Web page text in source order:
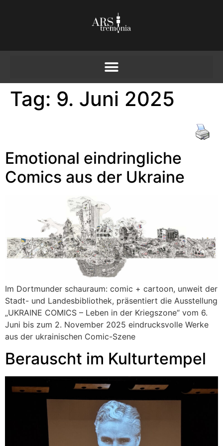
Tag: 9. Juni 2025
Emotional eindringliche
Comics aus der Ukraine
Im Dortmunder schauraum: comic + cartoon, unweit der
Stadt- und Landesbibliothek, präsentiert die Ausstellung
„UKRAINE COMICS – Leben in der Kriegszone“ vom 6.
Juni bis zum 2. November 2025 eindrucksvolle Werke
aus der ukrainischen Comic-Szene
Berauscht im Kulturtempel